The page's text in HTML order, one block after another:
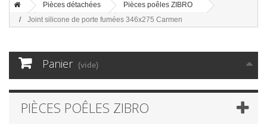
Pièces détachées
Pièces poêles ZIBRO
Joint silicone de porte fumées 346x275 Carmen
Panier (vide)
PIÈCES POÊLES ZIBRO